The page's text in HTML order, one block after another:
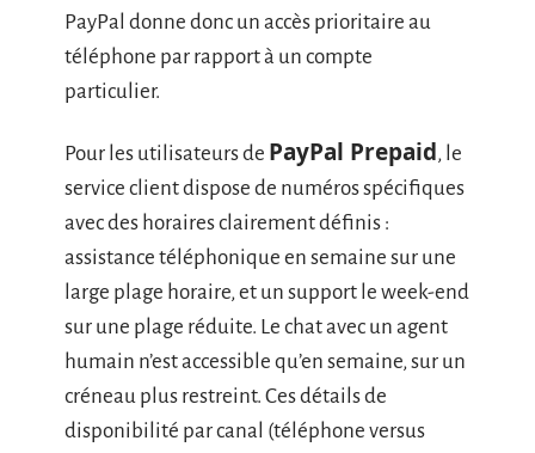
PayPal donne donc un accès prioritaire au
téléphone par rapport à un compte
particulier.
Pour les utilisateurs de PayPal Prepaid, le
service client dispose de numéros spécifiques
avec des horaires clairement définis :
assistance téléphonique en semaine sur une
large plage horaire, et un support le week-end
sur une plage réduite. Le chat avec un agent
humain n’est accessible qu’en semaine, sur un
créneau plus restreint. Ces détails de
disponibilité par canal (téléphone versus